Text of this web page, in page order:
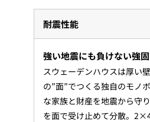
耐震性能
強い地震にも負けない強
スウェーデンハウスは厚い
の”面”でつくる独自のモノ
な家族と財産を地震から守
を面で受け止めて分散。